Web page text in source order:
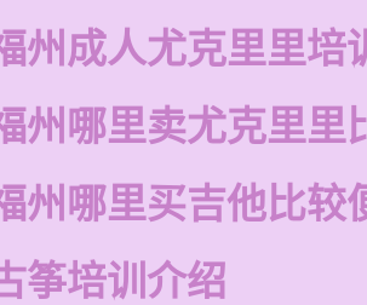
州成人尤克里里培
州哪里卖尤克里里
州哪里买吉他比较
筝培训介绍